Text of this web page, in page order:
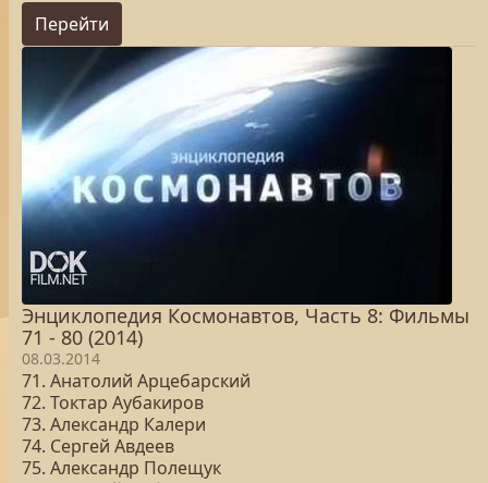
Перейти
Энциклопедия Космонавтов, Часть 8: Фильмы
71 - 80 (2014)
08.03.2014
71. Анатолий Арцебарский
72. Токтар Аубакиров
73. Александр Калери
74. Сергей Авдеев
75. Александр Полещук